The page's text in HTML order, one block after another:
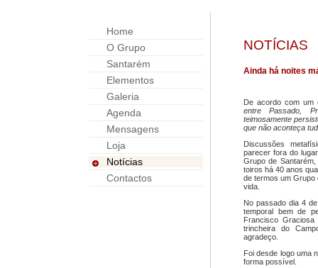
Home
O Grupo
Santarém
Elementos
Galeria
Agenda
Mensagens
Loja
Notícias
Contactos
NOTÍCIAS
Ainda há noites
De acordo com um
entre Passado,
teimosamente
que não aconteça
Discussões
parecer fora do
Grupo de
toiros há 40 anos
de termos um Grupo
vida.
No passado dia 4
temporal bem de
Francisco
trincheira do
agradeço.
Foi desde logo uma
forma possível.